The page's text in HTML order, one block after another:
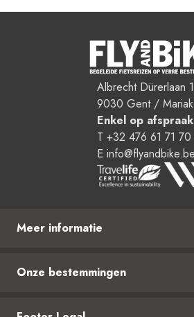
Albrecht Dürerlaan
9030 Gent /
Enkel op afspraak
T +32 476 61 71 70
E info@flyandbike.be
Meer informatie
Reisformules
Onze bestemmingen